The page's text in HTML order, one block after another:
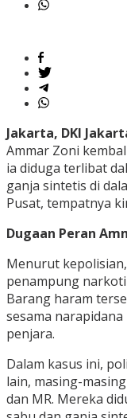
Jakarta, DKI
Ammar Zoni
ia diduga terlibat
ganja sintetis di
Pusat, tempatnya
Dugaan Peran
Menurut
penampung
Barang haram
sesama
penjara.
Dalam kasus ini,
lain, masing-
dan MR. Mereka